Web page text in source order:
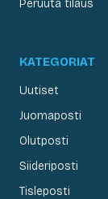
Peruuta tilaus
KATEGORIAT
Uutiset
Juomaposti
Olutposti
Siideriposti
Tisleposti